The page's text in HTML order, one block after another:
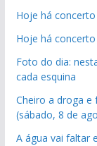
Hoje há
Hoje há
Foto do dia:
cada esquina
Cheiro a droga e
(sábado, 8 de
A água vai faltar